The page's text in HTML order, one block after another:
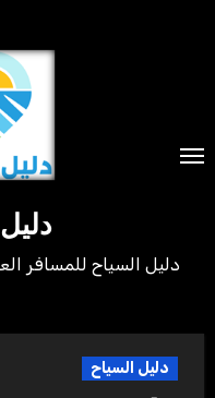
دليل السياح للمسافر
دليل السياح